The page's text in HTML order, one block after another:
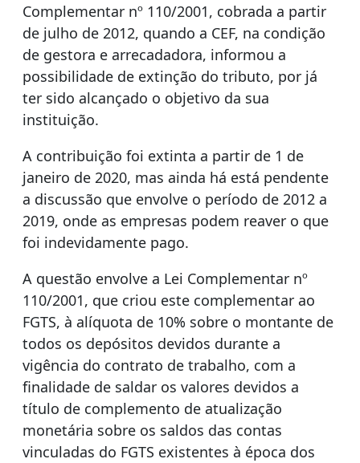
Complementar nº 110/2001, cobrada a partir
de julho de 2012, quando a CEF, na condição
de gestora e arrecadadora, informou a
possibilidade de extinção do tributo, por já
ter sido alcançado o objetivo da sua
instituição.
A contribuição foi extinta a partir de 1 de
janeiro de 2020, mas ainda há está pendente
a discussão que envolve o período de 2012 a
2019, onde as empresas podem reaver o que
foi indevidamente pago.
A questão envolve a Lei Complementar nº
110/2001, que criou este complementar ao
FGTS, à alíquota de 10% sobre o montante de
todos os depósitos devidos durante a
vigência do contrato de trabalho, com a
finalidade de saldar os valores devidos a
título de complemento de atualização
monetária sobre os saldos das contas
vinculadas do FGTS existentes à época dos